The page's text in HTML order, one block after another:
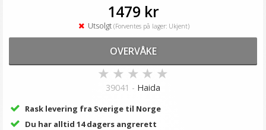
1479 kr
Utsolgt(Forventes på lager: Ukjent)
OVERVÅKE
★ ★ ★ ★ ★
39041 - Haida
Rask levering fra Sverige til Norge
Du har alltid 14 dagers angrerett